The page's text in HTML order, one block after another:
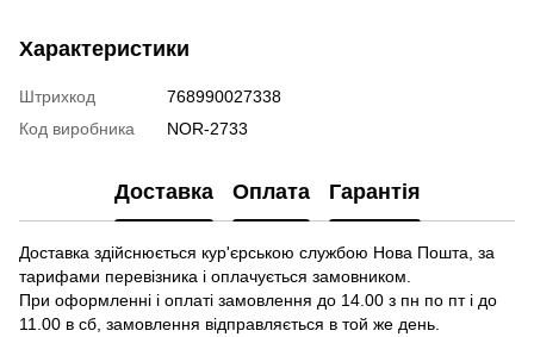
Характеристики
Штрихкод
768990027338
Код виробника
NOR-2733
Доставка Оплата Гарантія
Доставка здійснюється кур'єрською службою Нова Пошта, за
тарифами перевізника і оплачується замовником.
При оформленні і оплаті замовлення до 14.00 з пн по пт і до
11.00 в сб, замовлення відправляється в той же день.